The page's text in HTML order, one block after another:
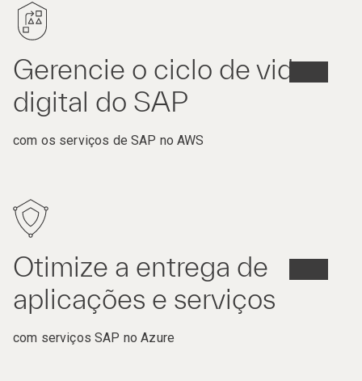
Gerencie o ciclo de vida
digital do SAP
com os serviços de SAP no AWS
Otimize a entrega de
aplicações e serviços
com serviços SAP no Azure